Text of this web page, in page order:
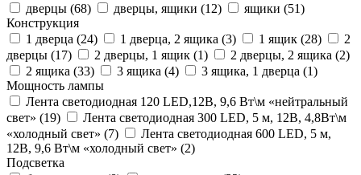
дверцы (68) дверцы, ящики (12) ящики (51)
Конструкция
1 дверца (24) 1 дверца, 2 ящика (3) 1 ящик (28)
2
дверцы (17) 2 дверцы, 1 ящик (1) 2 дверцы, 2 ящика (2)
2 ящика (33) 3 ящика (4) 3 ящика, 1 дверца (1)
Мощность лампы
Лента светодиодная 120 LED,12В, 9,6 Вт\м «нейтральный
свет» (19)
Лента светодиодная 300 LED, 5 м, 12В, 4,8Вт\м
«холодный свет» (7)
Лента светодиодная 600 LED, 5 м,
12В, 9,6 Вт\м «холодный свет» (2)
Подсветка